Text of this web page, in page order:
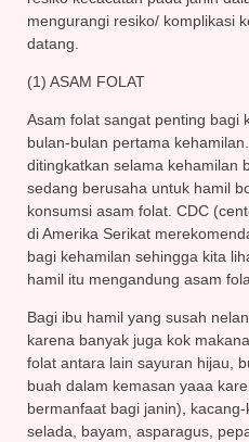
mengurangi resiko/ komplikasi
datang.
(1) ASAM FOLAT
Asam folat sangat penting bagi
bulan-bulan pertama
ditingkatkan selama kehamilan
sedang berusaha untuk hamil
konsumsi asam folat. CDC
di Amerika Serikat
bagi kehamilan sehingga kita
hamil itu mengandung asam
Bagi ibu hamil yang susah
karena banyak juga kok
folat antara lain sayuran hijau,
buah dalam kemasan yaaa
bermanfaat bagi janin),
selada, bayam, asparagus,